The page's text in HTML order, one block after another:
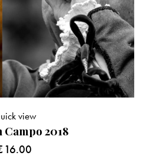
Campo 2018
16.00
view